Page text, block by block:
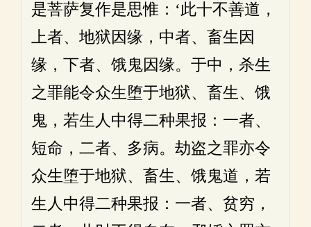
是菩萨复作是思惟：‘此十不善道，
上者、地狱因缘，中者、畜生因
缘，下者、饿鬼因缘。于中，杀生
之罪能令众生堕于地狱、畜生、饿
鬼，若生人中得二种果报：一者、
短命，二者、多病。劫盗之罪亦令
众生堕于地狱、畜生、饿鬼道，若
生人中得二种果报：一者、贫穷，